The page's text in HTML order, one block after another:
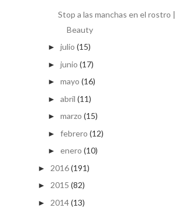
Stop a las manchas en el rostro |
Beauty
► julio (15)
► junio (17)
► mayo (16)
► abril (11)
► marzo (15)
► febrero (12)
► enero (10)
► 2016(191)
► 2015 (82)
► 2014(13)